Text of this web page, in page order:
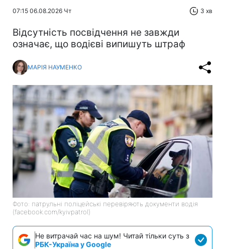
07:15 06.08.2026 Чт 3 хв
Відсутність посвідчення не завжди
означає, що водієві випишуть штраф
МАРІЯ НАУМЕНКО
Фото: патрульні поліцейські перевіряють документи водія
(facebook.com/kyivpatrol)
Не витрачай час на шум! Читай тільки суть з
РБК-Україна у Google